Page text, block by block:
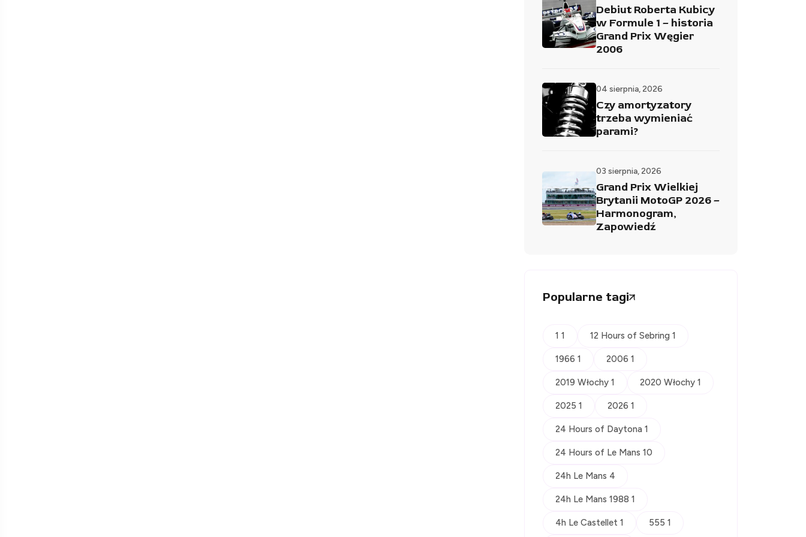
Debiut Roberta Kubicy
w Formule 1 – historia
Grand Prix Węgier
2006
04 sierpnia, 2026
Czy amortyzatory
trzeba wymieniać
parami?
03 sierpnia, 2026
Grand Prix Wielkiej
Brytanii MotoGP 2026 –
Harmonogram,
Zapowiedź
Popularne tagi
1 1 12 Hours of Sebring 1
1966 1 2006 1
2019 Włochy 1 2020 Włochy 1
2025 1 2026 1
24 Hours of Daytona 1
24 Hours of Le Mans 10
24h Le Mans 4
24h Le Mans 1988 1
4h Le Castellet 1 555 1